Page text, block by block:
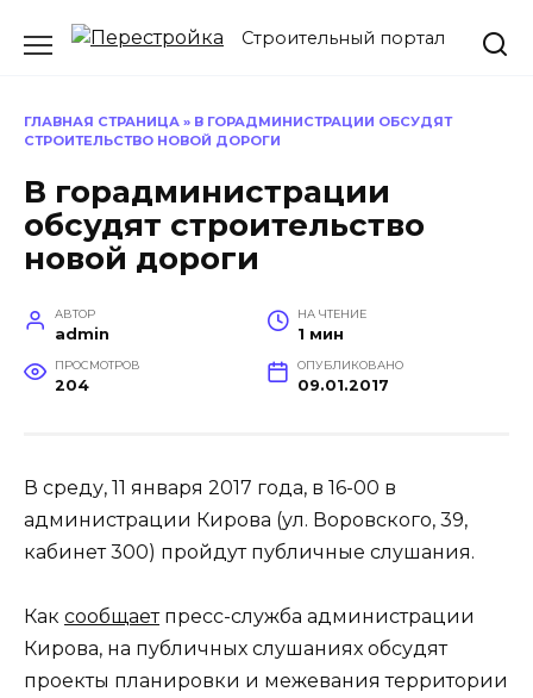
Строительный портал
ГЛАВНАЯ СТРАНИЦА » В ГОРАДМИНИСТРАЦИИ ОБСУДЯТ
СТРОИТЕЛЬСТВО НОВОЙ ДОРОГИ
В горадминистрации
обсудят строительство
новой дороги
АВТОР
admin
НА ЧТЕНИЕ
1 мин
ПРОСМОТРОВ
204
ОПУБЛИКОВАНО
09.01.2017
В среду, 11 января 2017 года, в 16-00 в
администрации Кирова (ул. Воровского, 39,
кабинет 300) пройдут публичные слушания.
Как сообщаетпресс-служба администрации
Кирова, на публичных слушаниях обсудят
проекты планировки и межевания территории